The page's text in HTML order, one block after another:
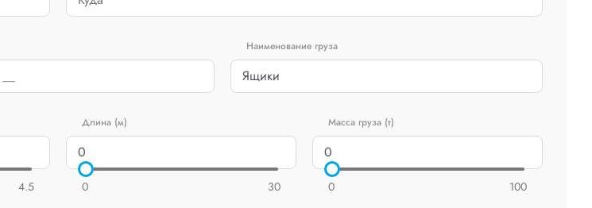
Наименование груза
4.5
Длина (м)
0 30
Масса груза (т)
0 100